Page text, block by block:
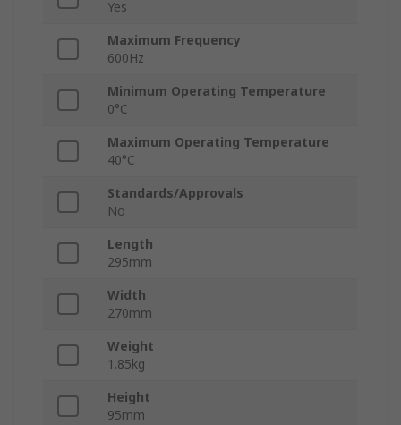
Yes
Maximum Frequency
600Hz
Minimum Operating Temperature
0°C
Maximum Operating Temperature
40°C
Standards/Approvals
No
Length
295mm
Width
270mm
Weight
1.85kg
Height
95mm